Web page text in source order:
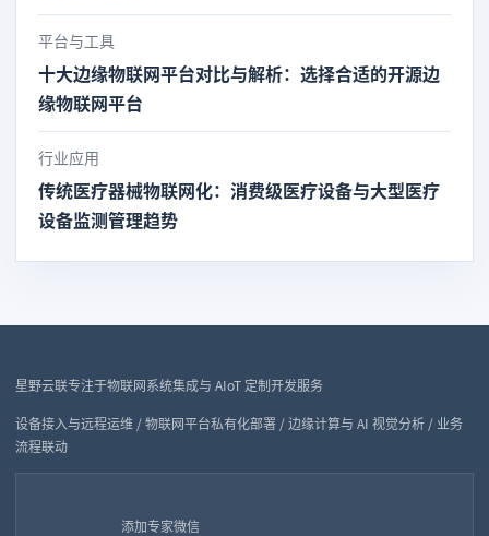
平台与工具
十大边缘物联网平台对比与解析：选择合适的开源边
缘物联网平台
行业应用
传统医疗器械物联网化：消费级医疗设备与大型医疗
设备监测管理趋势
星野云联专注于物联网系统集成与 AIoT 定制开发服务
设备接入与远程运维 / 物联网平台私有化部署 / 边缘计算与 AI 视觉分析 / 业务
流程联动
添加专家微信